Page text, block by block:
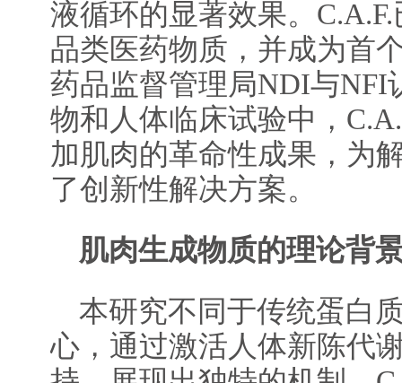
液循环的显著效果。
品类医药物质，并成为首
药品监督管理局NDI与NFI
物和人体临床试验中，
加肌肉的革命性成果，为
了创新性解决方案。
肌肉生成物质的理论背
本研究不同于传统蛋白
心，通过激活人体新陈代